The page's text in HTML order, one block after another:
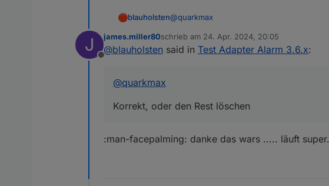
blauholsten@quarkmax
Korrekt, oder den Rest löschen
J
Offline
james.miller80schrieb am 24. Apr. 2024, 20:05
zuletzt editiert von
@blauholsten said in Test Adapter Alarm 3.6.x:
@quarkmax
Korrekt, oder den Rest löschen
:man-facepalming: danke das wars ..... läuft super.